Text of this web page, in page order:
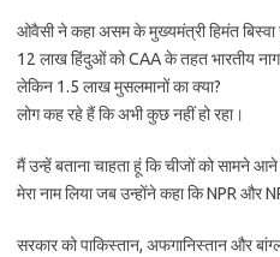
ओवैसी ने कहा असम के मुख्यमंत्री हिमंत बिस्वा
12 लाख हिंदुओं को CAA के तहत भारतीय
लेकिन 1.5 लाख मुसलमानों का क्या?
लोग कह रहे हैं कि अभी कुछ नहीं हो रहा।
मैं उन्हें बताना चाहता हूं कि चीजों को सामने
मेरा नाम लिया जब उन्होंने कहा कि NPR और
सरकार को पाकिस्तान, अफगानिस्तान और